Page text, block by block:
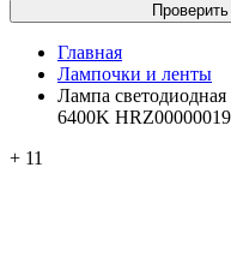
Проверить
Главная
Лампочки и ленты
Лампа
6400K
+ 11